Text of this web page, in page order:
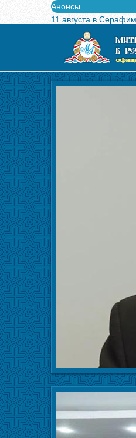
Анонсы
11 августа в
Выпущен в свет
Вышел в свет новый
Вышла в свет
Алма-Атинская